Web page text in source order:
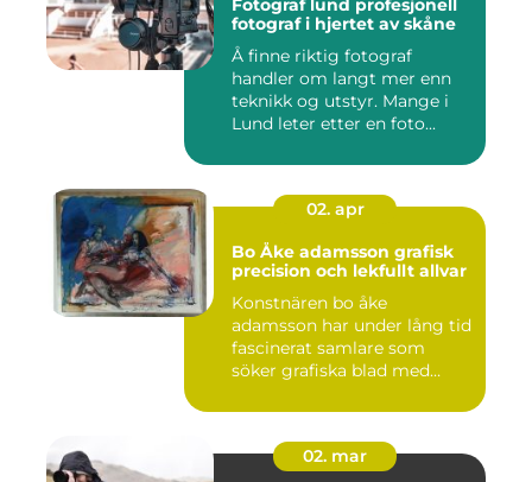
Fotograf lund profesjonell
fotograf i hjertet av skåne
Å finne riktig fotograf
handler om langt mer enn
teknikk og utstyr. Mange i
Lund leter etter en foto...
02. apr
Bo Åke adamsson grafisk
precision och lekfullt allvar
Konstnären bo åke
adamsson har under lång tid
fascinerat samlare som
söker grafiska blad med
02. mar